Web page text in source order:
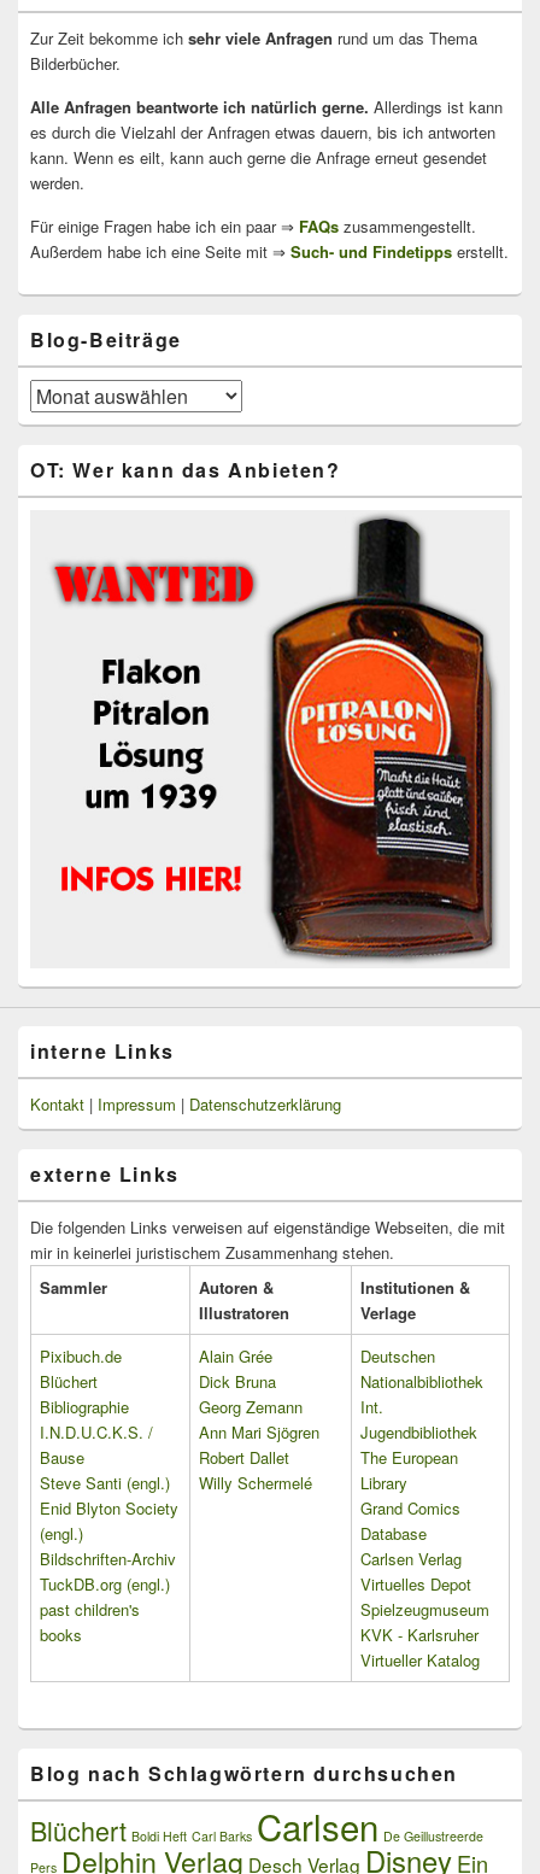
Zur Zeit bekomme ich sehr viele Anfragen rund um das Thema
Bilderbücher.
Alle Anfragen beantworte ich natürlich gerne. Allerdings ist kann
es durch die Vielzahl der Anfragen etwas dauern, bis ich antworten
kann. Wenn es eilt, kann auch gerne die Anfrage erneut gesendet
werden.
Für einige Fragen habe ich ein paar ⇒ FAQs zusammengestellt.
Außerdem habe ich eine Seite mit ⇒ Such- und Findetipps erstellt.
Blog-Beiträge
Blog-
Beiträge
OT: Wer kann das Anbieten?
interne Links
Kontakt | Impressum | Datenschutzerklärung
externe Links
Die folgenden Links verweisen auf eigenständige Webseiten, die mit
mir in keinerlei juristischem Zusammenhang stehen.
Sammler
Autoren &
Illustratoren
Institutionen &
Verlage
Pixibuch.de
Blüchert
Bibliographie
I.N.D.U.C.K.S. /
Bause
Steve Santi (engl.)
Enid Blyton Society
(engl.)
Bildschriften-Archiv
TuckDB.org (engl.)
past children's
books
Alain Grée
Dick Bruna
Georg Zemann
Ann Mari Sjögren
Robert Dallet
Willy Schermelé
Deutschen
Nationalbibliothek
Int.
Jugendbibliothek
The European
Library
Grand Comics
Database
Carlsen Verlag
Virtuelles Depot
Spielzeugmuseum
KVK - Karlsruher
Virtueller Katalog
Blog nach Schlagwörtern durchsuchen
Blüchert Boldi Heft Carl Barks Carlsen De Geillustreerde
Pers Delphin Verlag Desch Verlag DisneyEin